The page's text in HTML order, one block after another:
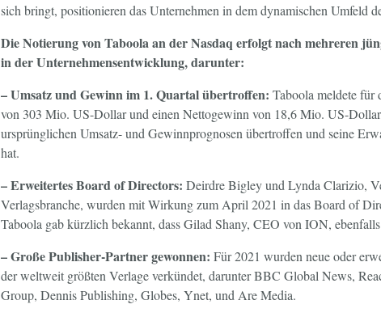
sich bringt, positionieren das Unternehmen in dem dynamischen Umfeld
Die Notierung von Taboola an der Nasdaq erfolgt nach mehreren
in der Unternehmensentwicklung, darunter:
– Umsatz und Gewinn im 1. Quartal übertroffen: Taboola meldete für
von 303 Mio. US-Dollar und einen Nettogewinn von 18,6 Mio. US-
ursprünglichen Umsatz- und Gewinnprognosen übertroffen und seine
hat.
– Erweitertes Board of Directors: Deirdre Bigley und Lynda Clarizio,
Verlagsbranche, wurden mit Wirkung zum April 2021 in das Board of
Taboola gab kürzlich bekannt, dass Gilad Shany, CEO von ION,
– Große Publisher-Partner gewonnen: Für 2021 wurden neue oder
der weltweit größten Verlage verkündet, darunter BBC Global News,
Group, Dennis Publishing, Globes, Ynet, und Are Media.